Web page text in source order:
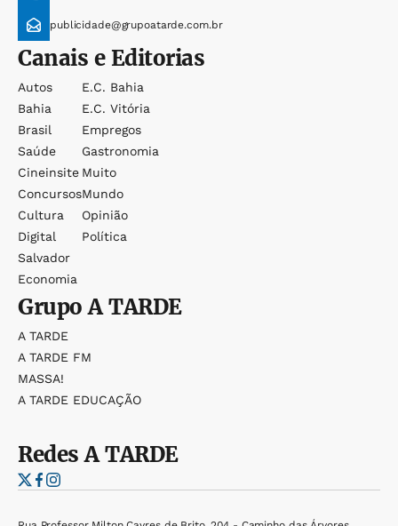
publicidade@grupoatarde.com.br
Canais e Editorias
Autos
Bahia
Brasil
Saúde
Cineinsite
Concursos
Cultura
Digital
Salvador
Economia
E.c. Bahia
E.c. Vitória
Empregos
Gastronomia
Muito
Mundo
Opinião
Política
GrupoA TARDE
A TARDE
A TARDE FM
MASSA!
A TARDE EDUCAÇÃO
RedesA TARDE